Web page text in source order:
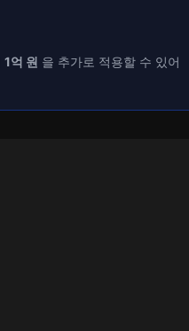
1억 원 을 추가로 적용할 수 있어